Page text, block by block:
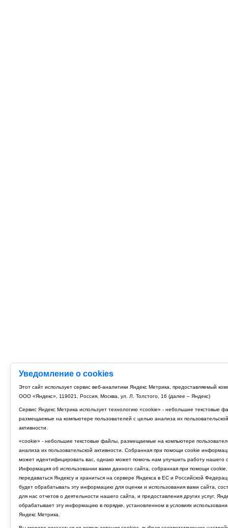
Уведомление о cookies
Этот сайт использует сервис веб-аналитики Яндекс Метрика, предоставляемый
ООО «Яндекс», 119021, Россия, Москва, ул. Л. Толстого, 16 (далее – Яндекс)
Сервис Яндекс Метрика использует технологию «cookie» - небольшие текстовые
размещаемые на компьютере пользователей с целью анализа их пользовательской
активности.
«cookie» - небольшие текстовые файлы, размещаемые на компьютере
анализа их пользовательской активности. Собранная при помощи cookie
может идентифицировать вас, однако может помочь нам улучшить работу нашего
Информация об использовании вами данного сайта, собранная при помощи cookie,
передаваться Яндексу и храниться на сервере Яндекса в ЕС и Российской
будет обрабатывать эту информацию для оценки и использования вами сайта,
для нас отчетов о деятельности нашего сайта, и предоставления других услуг.
обрабатывает эту информацию в порядке, установленном в условиях
Яндекс Метрика.